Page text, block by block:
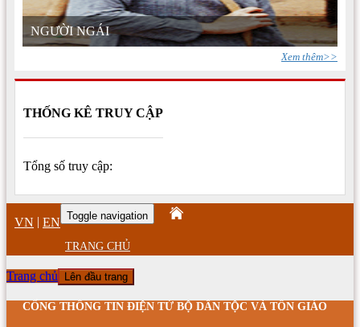
NGƯỜI NGÁI
Xem thêm>>
THỐNG KÊ TRUY CẬP
Tổng số truy cập:
VN | EN Toggle navigation
TRANG CHỦ
Trang chủ Lên đầu trang
CỔNG THÔNG TIN ĐIỆN TỬ BỘ DÂN TỘC VÀ TÔN GIÁO